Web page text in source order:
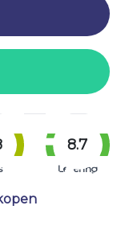
8.7
Levering